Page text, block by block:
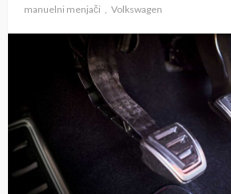
manuelni menjači
Volkswagen